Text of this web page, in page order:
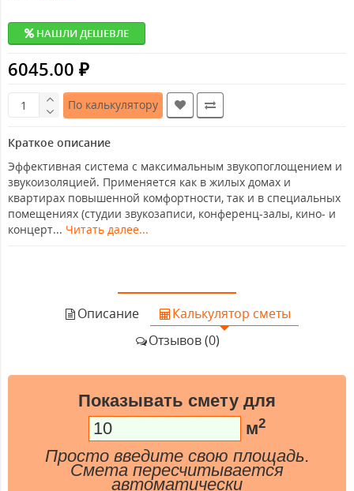
НАШЛИ ДЕШЕВЛЕ
6045.00 ₽
По калькулятору
Краткое описание
Эффективная система с максимальным звукопоглощением и
звукоизоляцией. Применяется как в жилых домах и
квартирах повышенной комфортности, так и в специальных
помещениях (студии звукозаписи, конференц-залы, кино- и
концерт... Читать далее...
Описание
Калькулятор сметы
Отзывов (0)
Показывать смету для
м2
Просто введите свою площадь.
Смета пересчитывается
автоматически